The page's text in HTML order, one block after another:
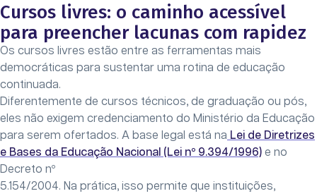
Cursos livres: o caminho acessível
para preencher lacunas com rapidez
Os cursos livres estão entre as ferramentas mais
democráticas para sustentar uma rotina de educação
continuada.
Diferentemente de cursos técnicos, de graduação ou pós,
eles não exigem credenciamento do Ministério da Educação
para serem ofertados. A base legal está na Lei de Diretrizes
e Bases da Educação Nacional (Lei nº 9.394/1996) e no
Decreto nº
5.154/2004. Na prática, isso permite que instituições,